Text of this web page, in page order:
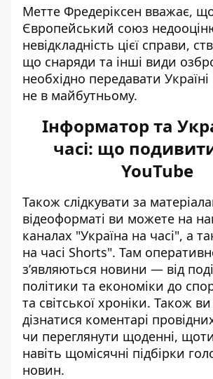
Метте Фредеріксен вважає,
Європейський союз
невідкладність цієї справи,
що снаряди та інші види
необхідно передавати
не в майбутньому.
Інформатор та
часі: що
YouTube
Також слідкувати за
відеоформаті ви можете на
каналах "Україна на часі", а
на часі Shorts". Там
зʼявляються новини — від
політики та економіки до
та світської хроніки. Також
дізнатися коментарі
чи переглянути щоденні,
навіть щомісячні підбірки
новин.